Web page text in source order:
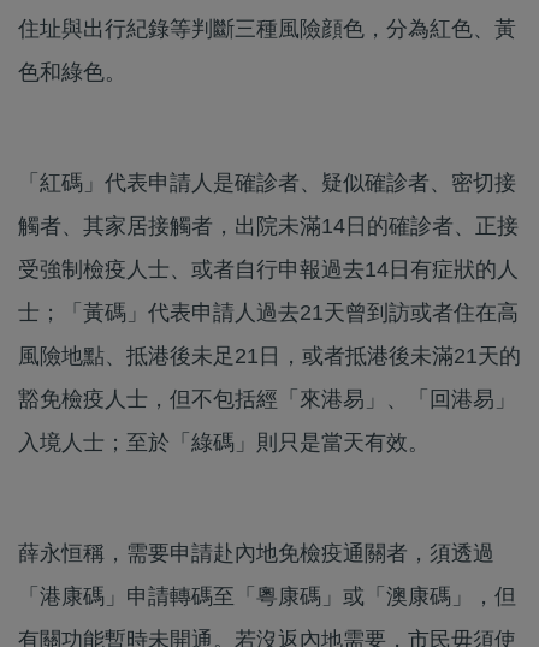
住址與出行紀錄等判斷三種風險顔色，分為紅色、黃
色和綠色。
「紅碼」代表申請人是確診者、疑似確診者、密切接
觸者、其家居接觸者，出院未滿14日的確診者、正接
受強制檢疫人士、或者自行申報過去14日有症狀的人
士；「黃碼」代表申請人過去21天曾到訪或者住在高
風險地點、抵港後未足21日，或者抵港後未滿21天的
豁免檢疫人士，但不包括經「來港易」、「回港易」
入境人士；至於「綠碼」則只是當天有效。
薛永恒稱，需要申請赴內地免檢疫通關者，須透過
「港康碼」申請轉碼至「粵康碼」或「澳康碼」，但
有關功能暫時未開通。若沒返內地需要，市民毋須使